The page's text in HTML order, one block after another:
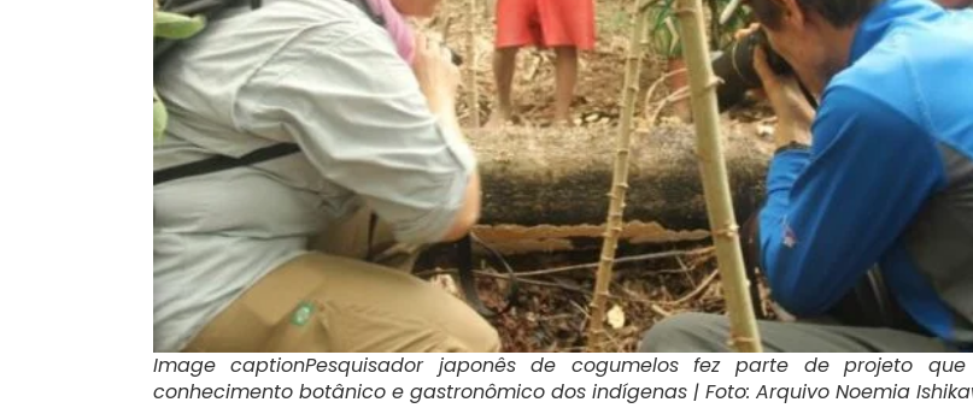
Image captionPesquisador japonês de cogumelos fez parte de projeto
conhecimento botânico e gastronômico dos indígenas | Foto: Arquivo Noemia